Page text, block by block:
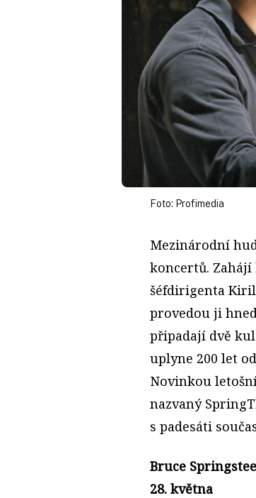
Foto: Profimedia
Mezinárodní
koncertů.
šéfdirigenta
provedou ji
připadají dvě
uplyne 200 let
Novinkou
nazvaný
s padesáti
Bruce
28. května